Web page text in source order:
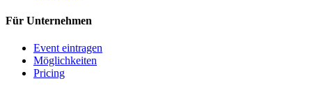
Für Unternehmen
Event eintragen
Möglichkeiten
Pricing